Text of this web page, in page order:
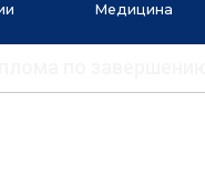
Медицина